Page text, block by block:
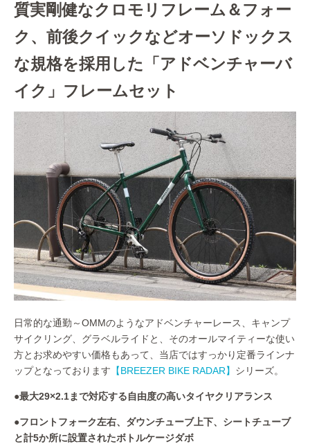
質実剛健なクロモリフレーム＆フォー
ク、前後クイックなどオーソドックス
な規格を採用した「アドベンチャーバ
イク」フレームセット
日常的な通勤～OMMのようなアドベンチャーレース、キャンプ
サイクリング、グラベルライドと、そのオールマイティーな使い
方とお求めやすい価格もあって、当店ではすっかり定番ラインナ
ップとなっております 【BREEZER BIKE RADAR】 シリーズ。
●最大29×2.1まで対応する自由度の高いタイヤクリアランス
●フロントフォーク左右、ダウンチューブ上下、シートチューブ
と計5か所に設置されたボトルケージダボ